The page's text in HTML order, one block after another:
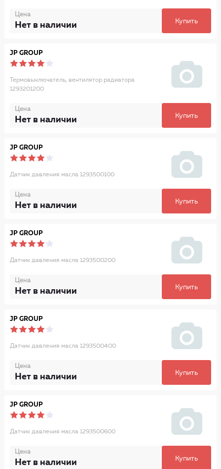
Цена
Нет в наличии Купить
JP GROUP
Термовыключатель, вентилятор радиатора
1293201200
Цена
Нет в наличии Купить
JP GROUP
Датчик давления масла 1293500100
Цена
Нет в наличии Купить
JP GROUP
Датчик давления масла 1293500200
Цена
Нет в наличии Купить
JP GROUP
Датчик давления масла 1293500400
Цена
Нет в наличии Купить
JP GROUP
Датчик давления масла 1293500600
Цена
Нет в наличии Купить